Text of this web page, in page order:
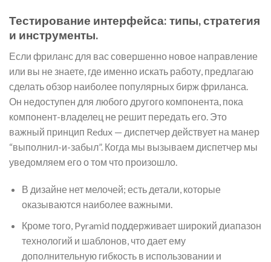
Тестирование интерфейса: типы, стратегия
и инструменты.
Если фриланс для вас совершенно новое направление
или вы не знаете, где именно искать работу, предлагаю
сделать обзор наиболее популярных бирж фриланса.
Он недоступен для любого другого компонента, пока
компонент-владелец не решит передать его. Это
важный принцип Redux — диспетчер действует на манер
“выполнил-и-забыл”. Когда мы вызываем диспетчер мы
уведомляем его о том что произошло.
В дизайне нет мелочей; есть детали, которые
оказываются наиболее важными.
Кроме того, Pyramid поддерживает широкий диапазон
технологий и шаблонов, что дает ему
дополнительную гибкость в использовании и